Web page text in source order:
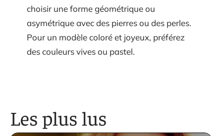
choisir une forme géométrique ou
asymétrique avec des pierres ou des perles.
Pour un modèle coloré et joyeux, préférez
des couleurs vives ou pastel.
Les plus lus